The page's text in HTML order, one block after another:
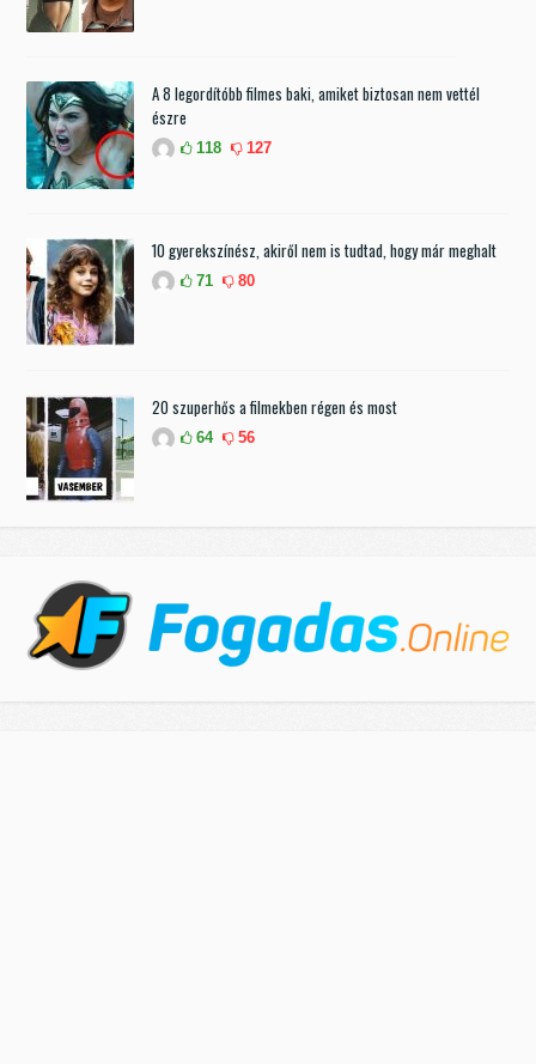
A 8 legordítóbb filmes baki, amiket biztosan nem vettél
észre
118 127
10 gyerekszínész, akiről nem is tudtad, hogy már meghalt
71 80
20 szuperhős a filmekben régen és most
64 56